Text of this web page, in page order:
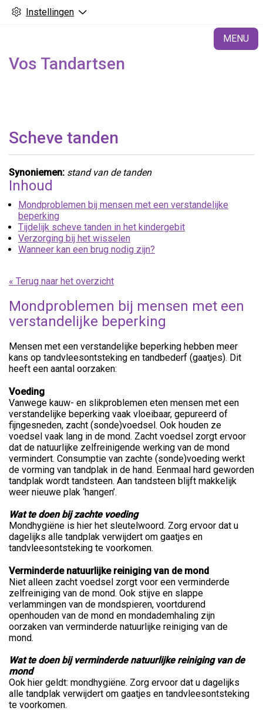
Instellingen
MENU
Vos Tandartsen
Scheve tanden
Synoniemen: stand van de tanden
Inhoud
Mondproblemen bij mensen met een verstandelijke
beperking
Tijdelijk scheve tanden in het kindergebit
Verzorging bij het wisselen
Wanneer kan een brug nodig zijn?
« Terug naar het overzicht
Mondproblemen bij mensen met een
verstandelijke beperking
Mensen met een verstandelijke beperking hebben meer
kans op tandvleesontsteking en tandbederf (gaatjes). Dit
heeft een aantal oorzaken:
Voeding
Vanwege kauw- en slikproblemen eten mensen met een
verstandelijke beperking vaak vloeibaar, gepureerd of
fijngesneden, zacht (sonde)voedsel. Ook houden ze
voedsel vaak lang in de mond. Zacht voedsel zorgt ervoor
dat de natuurlijke zelfreinigende werking van de mond
vermindert. Consumptie van zachte (sonde)voeding werkt
de vorming van tandplak in de hand. Eenmaal hard geworden
tandplak wordt tandsteen. Aan tandsteen blijft makkelijk
weer nieuwe plak ‘hangen’.
Wat te doen bij zachte voeding
Mondhygiëne is hier het sleutelwoord. Zorg ervoor dat u
dagelijks alle tandplak verwijdert om gaatjes en
tandvleesontsteking te voorkomen.
Verminderde natuurlijke reiniging van de mond
Niet alleen zacht voedsel zorgt voor een verminderde
zelfreiniging van de mond. Ook stijve en slappe
verlammingen van de mondspieren, voortdurend
openhouden van de mond en mondademhaling zijn
oorzaken van verminderde natuurlijke reiniging van de
mond.
Wat te doen bij verminderde natuurlijke reiniging van de
mond
Ook hier geldt: mondhygiëne. Zorg ervoor dat u dagelijks
alle tandplak verwijdert om gaatjes en tandvleesontsteking
te voorkomen.